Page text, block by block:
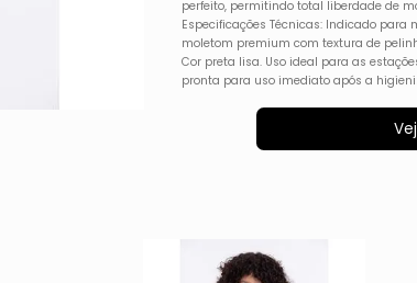
perfeito, permitindo total liberdade de
Especificações Técnicas: Indicado para
moletom premium com textura de
Cor preta lisa. Uso ideal para as
pronta para uso imediato após a